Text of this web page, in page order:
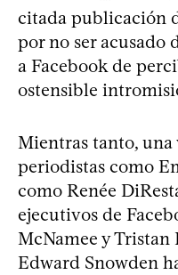
citada publicación
por no ser
a Facebook de
ostensible
Mientras tanto,
periodistas como
como Renée
ejecutivos de
McNamee y
Edward Snowden